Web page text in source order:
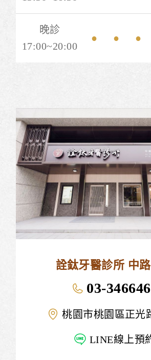
晚診
17:00~20:00
● ● ●
詮鈦牙醫診所 中
03-
桃園市桃園區正光
LINE線上預